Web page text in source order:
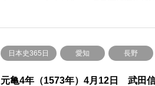
日本史365日 愛知 長野
元亀4年（1573年）4月12日 武田